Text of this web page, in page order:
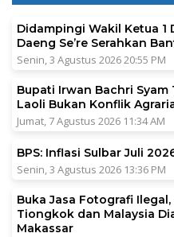
Didampingi Wakil Ketua 1
Daeng Se’re Serahkan
Senin, 3 Agustus 2026 20:55 PM
Bupati Irwan Bachri
Laoli Bukan Konflik
Jumat, 7 Agustus 2026 11:34 AM
BPS: Inflasi Sulbar Juli
Senin, 3 Agustus 2026 13:36 PM
Buka Jasa Fotografi
Tiongkok dan Malaysia
Makassar